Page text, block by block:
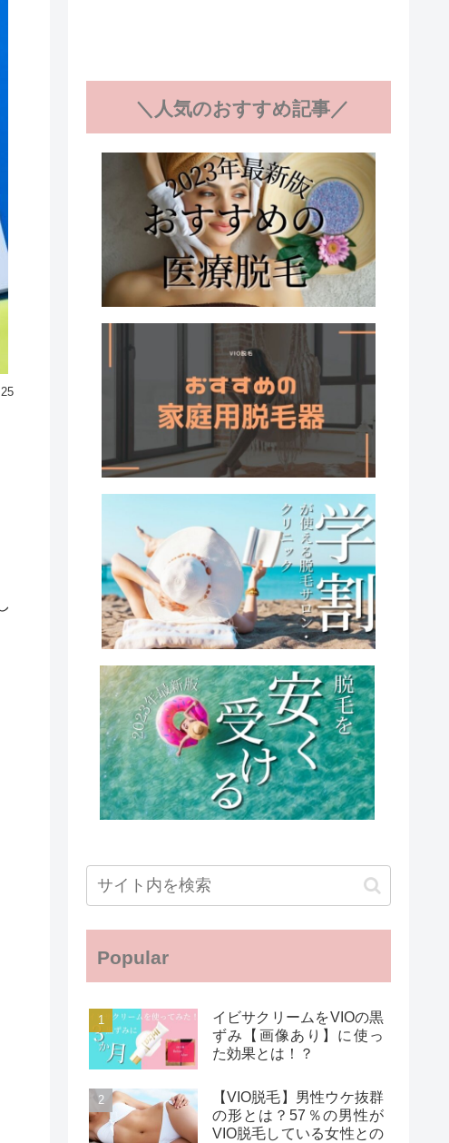
＼人気のおすすめ記事／
Popular
イビサクリームをVIOの黒
ずみ【画像あり】に使っ
た効果とは！？
【VIO脱毛】男性ウケ抜群
の形とは？57％の男性が
VIO脱毛している女性との